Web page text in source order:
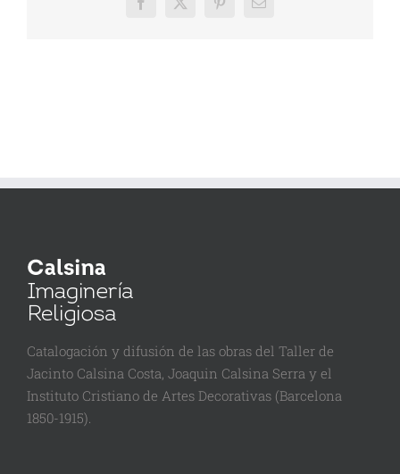
Facebook
X PinterestEmail
Catalogación y difusión de las obras del Taller de
Jacinto Calsina Costa, Joaquin Calsina Serra y el
Instituto Cristiano de Artes Decorativas (Barcelona
1850-1915).